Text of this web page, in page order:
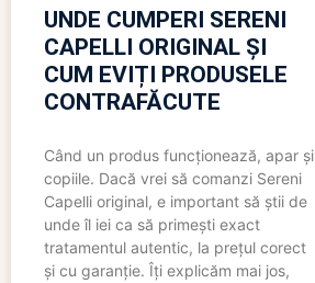
UNDE CUMPERI SERENI
CAPELLI ORIGINAL ȘI
CUM EVIȚI PRODUSELE
CONTRAFĂCUTE
Când un produs funcționează, apar și
copiile. Dacă vrei să comanzi Sereni
Capelli original, e important să știi de
unde îl iei ca să primești exact
tratamentul autentic, la prețul corect
și cu garanție. Îți explicăm mai jos,